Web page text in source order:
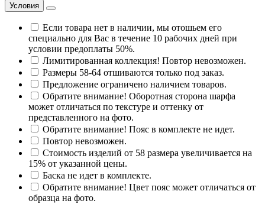
Условия
Если товара нет в наличии, мы отошьем его
специально для Вас в течение 10 рабочих дней при
условии предоплаты 50%.
Лимитированная коллекция! Повтор невозможен.
Размеры 58-64 отшиваются только под заказ.
Предложение ограничено наличием товаров.
Обратите внимание! Оборотная сторона шарфа
может отличаться по текстуре и оттенку от
представленного на фото.
Обратите внимание! Пояс в комплекте не идет.
Повтор невозможен.
Стоимость изделий от 58 размера увеличивается на
15% от указанной цены.
Баска не идет в комплекте.
Обратите внимание! Цвет пояс может отличаться от
образца на фото.